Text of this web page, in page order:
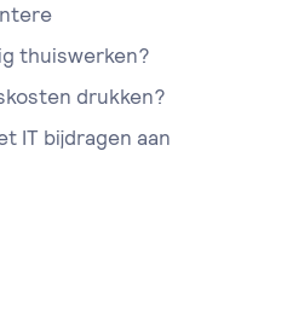
thuiswerken?
drukken?
IT bijdragen aan